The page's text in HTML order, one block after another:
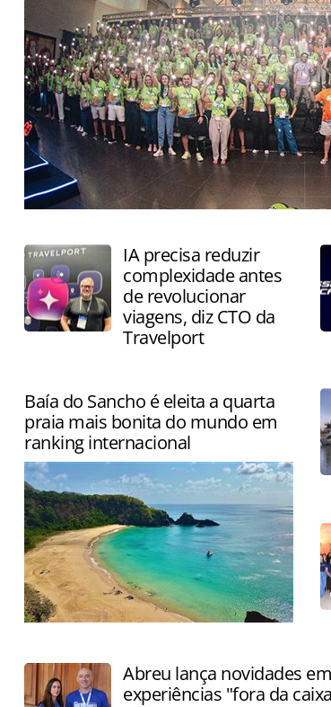
experiências na Serra Gaúcha
IA precisa reduzir
complexidade antes
de revolucionar
viagens, diz CTO da
Travelport
Baía do Sancho é eleita a quarta
praia mais bonita do mundo em
ranking internacional
globais de naturezaAbreu lança novidades
experiências "fora da